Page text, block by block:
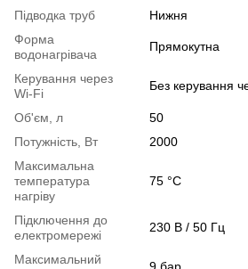
Підводка труб
Нижня
Форма
водонагрівача
Прямокутна
Керування через
Wi-Fi
Без керування
Об'єм, л
50
Потужність, Вт
2000
Максимальна
температура
нагріву
75 °С
Підключення до
електромережі
230 В / 50 Гц
Максимальний